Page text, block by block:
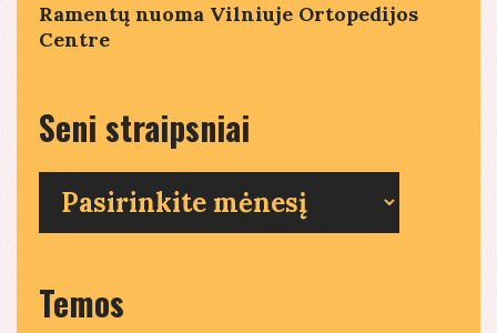
Ramentų nuoma Vilniuje Ortopedijos
Centre
Seni straipsniai
straipsniai
Temos